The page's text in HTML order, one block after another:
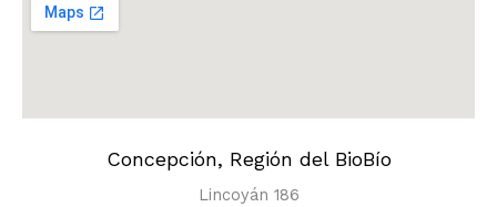
Concepción, Región del BioBío
Lincoyán 186